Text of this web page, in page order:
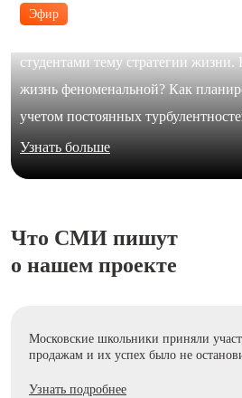
Эфир
студентами тему стратегии жизни.
жизнь феноменальной? Как
учетом постоянных
Узнать больше
Что СМИ пишут
о нашем проекте
Московские школьники приняли
продажам и их успех было не
Узнать подробнее